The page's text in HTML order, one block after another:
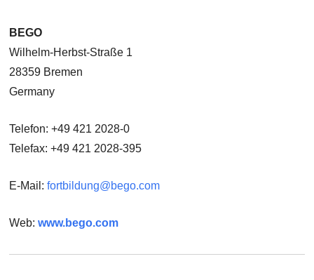
BEGO
Wilhelm-Herbst-Straße 1
28359 Bremen
Germany
Telefon: +49 421 2028-0
Telefax: +49 421 2028-395
E-Mail:fortbildung@bego.com
Web:www.bego.com